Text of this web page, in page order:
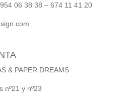
06 38 38 – 674 11 41 20
& PAPER DREAMS
nº21 y nº23